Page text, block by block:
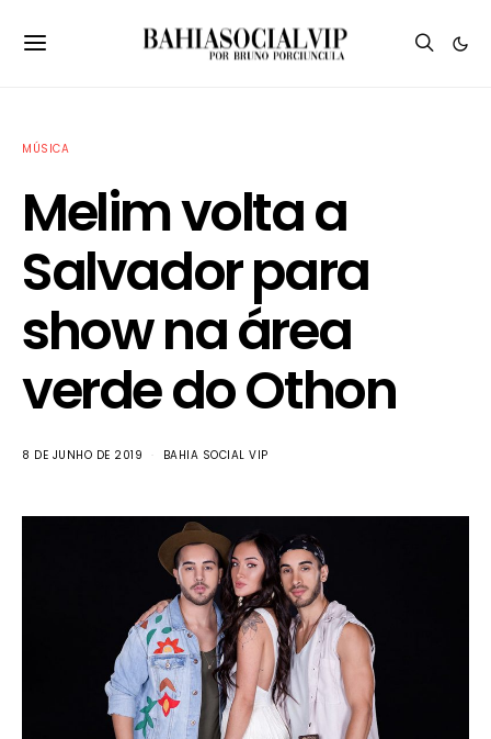
MÚSICA
Melim volta a
Salvador para
show na área
verde do Othon
8 DE JUNHO DE 2019 BAHIA SOCIAL VIP